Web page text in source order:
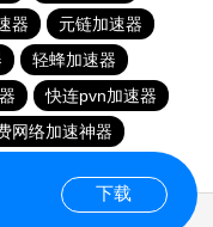
器
元链加速器
轻蜂加速器
快连pvn加速器
网络加速神器
下载